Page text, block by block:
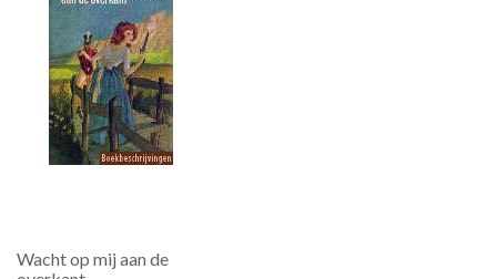
Wacht op mij aan de